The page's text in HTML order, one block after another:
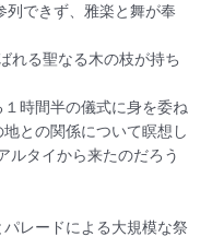
列できず、雅楽と舞が奉
れる聖なる木の枝が持ち
時間半の儀式に身を委ね
との関係について瞑想し
ルタイから来たのだろう
レードによる大規模な祭